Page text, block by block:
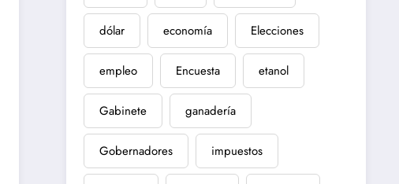
dólar economía Elecciones
empleo Encuesta etanol
Gabinete ganadería
Gobernadores impuestos